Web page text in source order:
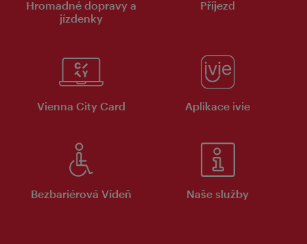
Hromadné dopravy a
jízdenky
Příjezd
Vienna City Card Aplikace ivie
Bezbariérová Vídeň Naše služby